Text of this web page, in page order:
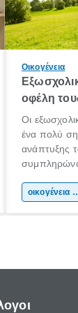
Οικογένεια
οφέλη
Οι
ένα πολύ
ανάπτυξης
της